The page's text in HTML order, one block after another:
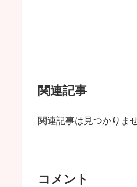
関連記事
関連記事は見つかりま
コメント